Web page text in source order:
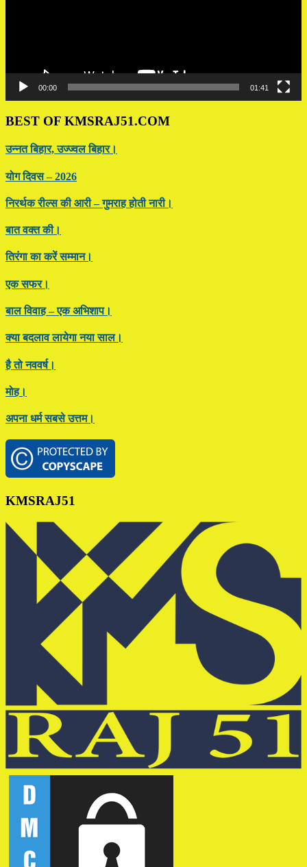
00:00 01:41
BEST OF KMSRAJ51.COM
उन्नत बिहार, उज्ज्वल बिहार।
योग दिवस – 2026
निरर्थक रील्स की आरी – गुमराह होती नारी।
बात वक्त की।
तिरंगा का करें सम्मान।
एक सफर।
बाल विवाह – एक अभिशाप।
क्या बदलाव लायेगा नया साल।
है तो नववर्ष।
मोह।
अपना धर्म सबसे उत्तम।
Footer
KMSRAJ51